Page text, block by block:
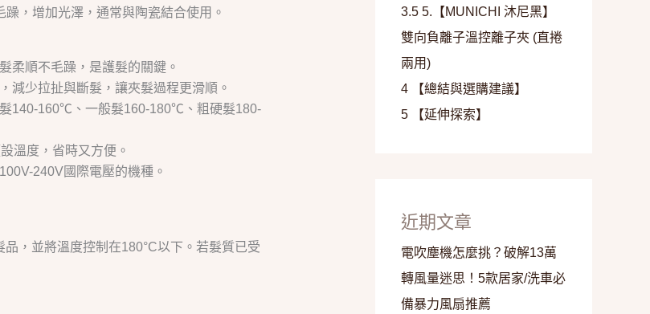
，增加光澤，通常與陶瓷結合使用。
柔順不毛躁，是護髮的關鍵。
減少拉扯與斷髮，讓夾髮過程更滑順。
140-160℃、一般髮160-180℃、粗硬髮180-
溫度，省時又方便。
240V國際電壓的機種。
，並將溫度控制在180°C以下。若髮質已受
3.5 5.【MUNICHI 沐尼黑】
雙向負離子溫控離子夾 (直捲
兩用)
4
【總結與選購建議】
5
【延伸探索】
近期文章
電吹塵機怎麼挑？破解13萬
轉風量迷思！5款居家/洗車必
備暴力風扇推薦